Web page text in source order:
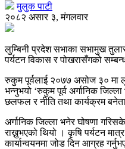
मुलुक पाटी
२०८२ असार ३, मंगलवार
लुम्बिनी प्रदेश सभाका सभामुख
पर्यटन विकास र पोखरासँगको
रुकुम पूर्वलाई २०७७ असोज ३० मा
भन्नुभयो ‘रुकुम पूर्व अर्गानिक
छलफल र नीति तथा कार्यक्रम बनेता
अर्गानिक जिल्ला भनेर घोषणा
राख्नुभएको थियो । कृषि पर्यटन
कार्यान्वयनमा जोड दिन आग्रह